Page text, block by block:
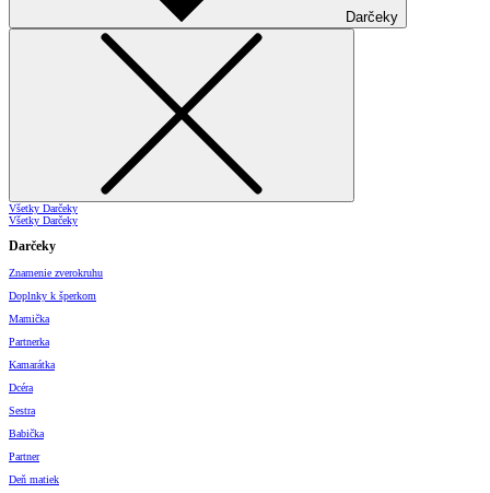
Darčeky
Všetky Darčeky
Všetky Darčeky
Darčeky
Znamenie zverokruhu
Doplnky k šperkom
Mamička
Partnerka
Kamarátka
Dcéra
Sestra
Babička
Partner
Deň matiek